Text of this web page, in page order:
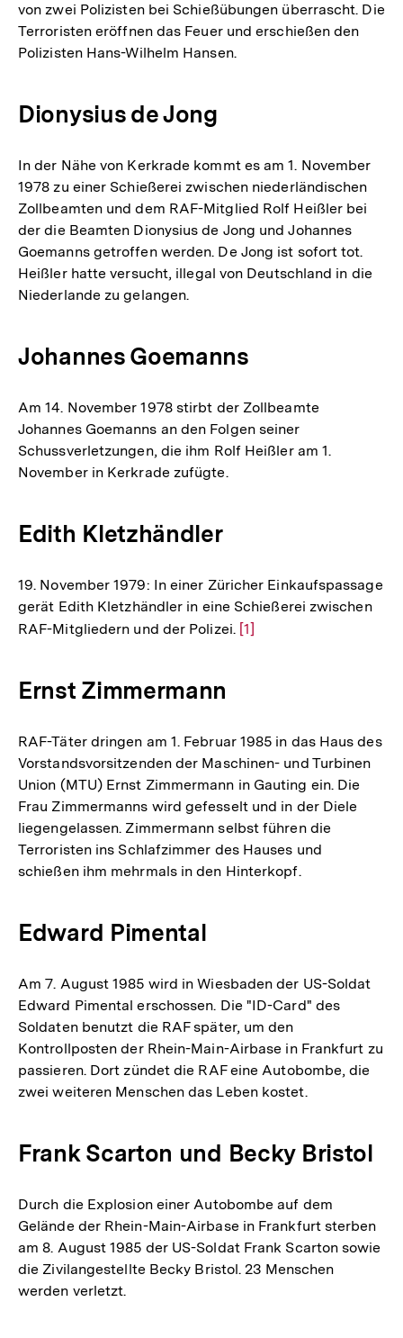
von zwei Polizisten bei Schießübungen überrascht. Die
Terroristen eröffnen das Feuer und erschießen den
Polizisten Hans-Wilhelm Hansen.
Dionysius de Jong
In der Nähe von Kerkrade kommt es am 1. November
1978 zu einer Schießerei zwischen niederländischen
Zollbeamten und dem RAF-Mitglied Rolf Heißler bei
der die Beamten Dionysius de Jong und Johannes
Goemanns getroffen werden. De Jong ist sofort tot.
Heißler hatte versucht, illegal von Deutschland in die
Niederlande zu gelangen.
Johannes Goemanns
Am 14. November 1978 stirbt der Zollbeamte
Johannes Goemanns an den Folgen seiner
Schussverletzungen, die ihm Rolf Heißler am 1.
November in Kerkrade zufügte.
Edith Kletzhändler
19. November 1979: In einer Züricher Einkaufspassage
gerät Edith Kletzhändler in eine Schießerei zwischen
RAF-Mitgliedern und der Polizei. Zur
[1]
Ernst Zimmermann
RAF-Täter dringen am 1. Februar 1985 in das Haus des
Vorstandsvorsitzenden der Maschinen- und Turbinen
Union (MTU) Ernst Zimmermann in Gauting ein. Die
Frau Zimmermanns wird gefesselt und in der Diele
liegengelassen. Zimmermann selbst führen die
Terroristen ins Schlafzimmer des Hauses und
schießen ihm mehrmals in den Hinterkopf.
Edward Pimental
Am 7. August 1985 wird in Wiesbaden der US-Soldat
Edward Pimental erschossen. Die "ID-Card" des
Soldaten benutzt die RAF später, um den
Kontrollposten der Rhein-Main-Airbase in Frankfurt zu
passieren. Dort zündet die RAF eine Autobombe, die
zwei weiteren Menschen das Leben kostet.
Frank Scarton und Becky Bristol
Durch die Explosion einer Autobombe auf dem
Gelände der Rhein-Main-Airbase in Frankfurt sterben
am 8. August 1985 der US-Soldat Frank Scarton sowie
die Zivilangestellte Becky Bristol. 23 Menschen
werden verletzt.